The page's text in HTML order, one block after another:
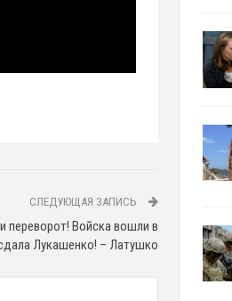
СЛЕДУЮЩАЯ ЗАПИСЬ
переворот! Войска вошли в
Лукашенко! – Латушко